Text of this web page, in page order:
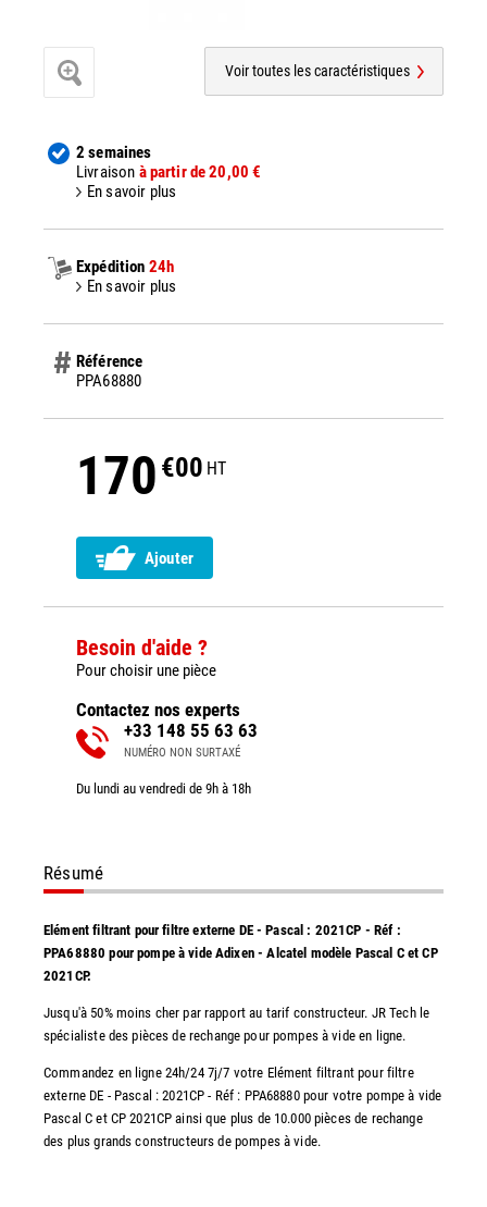
Voir toutes les caractéristiques
2 semaines
Livraison à partir de 20,00 €
En savoir plus
Expédition 24h
En savoir plus
Référence
PPA68880
170 €00 HT
Ajouter
Besoin d'aide ?
Pour choisir une pièce
Contactez nos experts
+33 148 55 63 63
NUMÉRO NON SURTAXÉ
Du lundi au vendredi de 9h à 18h
Résumé
Elément filtrant pour filtre externe DE - Pascal : 2021CP - Réf :
PPA68880 pour pompe à vide Adixen - Alcatel modèle Pascal C et CP
2021CP.
Jusqu'à 50% moins cher par rapport au tarif constructeur. JR Tech le
spécialiste des pièces de rechange pour pompes à vide en ligne.
Commandez en ligne 24h/24 7j/7 votre Elément filtrant pour filtre
externe DE - Pascal : 2021CP - Réf : PPA68880 pour votre pompe à vide
Pascal C et CP 2021CP ainsi que plus de 10.000 pièces de rechange
des plus grands constructeurs de pompes à vide.